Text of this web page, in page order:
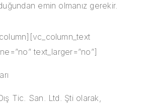
emin olmanız gerekir.
text_larger=”no”]
Tic. San. Ltd. Şti olarak,